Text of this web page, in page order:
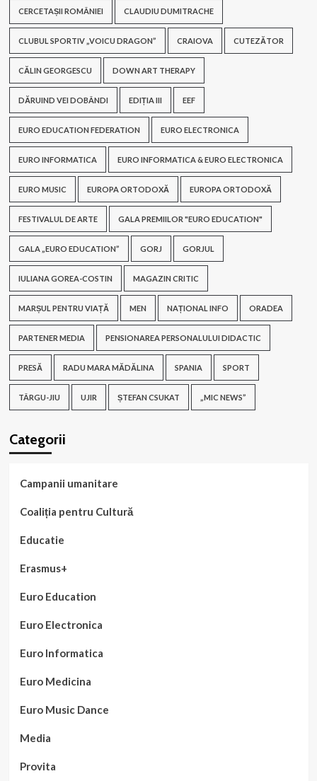
CERCETAȘII ROMÂNIEI CLAUDIU DUMITRACHE
CLUBUL SPORTIV „VOICU DRAGON” CRAIOVA CUTEZĂTOR
CĂLIN GEORGESCU DOWN ART THERAPY
DĂRUIND VEI DOBÂNDI EDIȚIA III EEF
EURO EDUCATION FEDERATION EURO ELECTRONICA
EURO INFORMATICA EURO INFORMATICA & EURO ELECTRONICA
EURO MUSIC EUROPA ORTODOXĂ EUROPA ORTODOXĂ
FESTIVALUL DE ARTE GALA PREMIILOR "EURO EDUCATION"
GALA „EURO EDUCATION” GORJ GORJUL
IULIANA GOREA-COSTIN MAGAZIN CRITIC
MARȘUL PENTRU VIAȚĂ MEN NAȚIONAL INFO ORADEA
PARTENER MEDIA PENSIONAREA PERSONALULUI DIDACTIC
PRESĂ RADU MARA MĂDĂLINA SPANIA SPORT
TÂRGU-JIU UJIR ȘTEFAN CSUKAT „MIC NEWS”
Categorii
Campanii umanitare
Coaliția pentru Cultură
Educatie
Erasmus+
Euro Education
Euro Electronica
Euro Informatica
Euro Medicina
Euro Music Dance
Media
Provita